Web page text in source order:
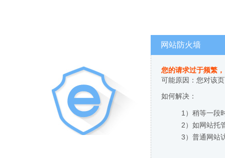
网站防火墙
您的请求过于频繁
可能原因：您对该
如何解决：
1）稍等一段
2）如网站托
3）普通网站